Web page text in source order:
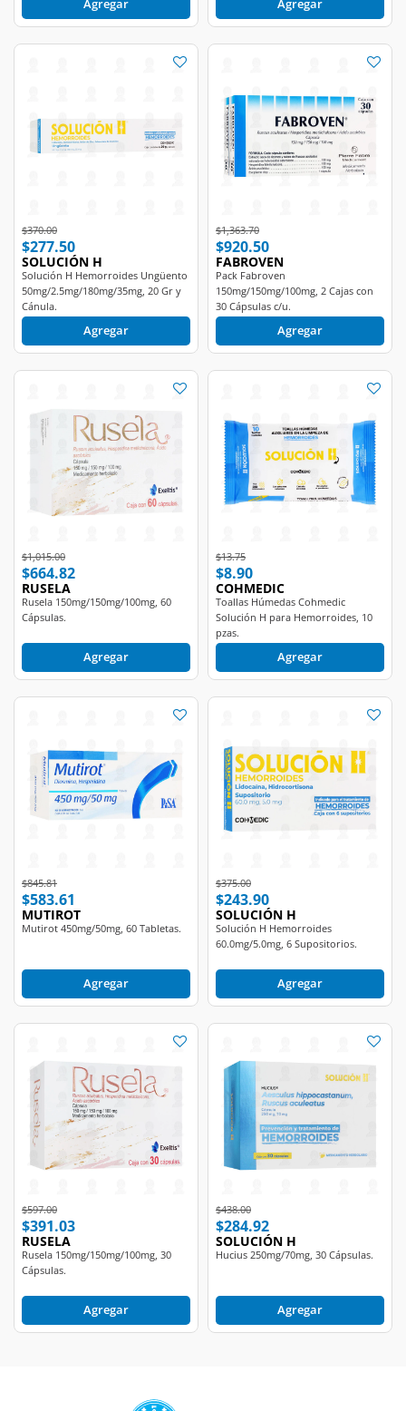
Agregar Agregar
Price reduced from
$370.00to
$277.50
SOLUCIÓN H
Solución H Hemorroides Ungüento
50mg/2.5mg/180mg/35mg, 20 Gr y
Cánula.
Agregar
Price reduced from
$1,363.70to
$920.50
FABROVEN
Pack Fabroven
150mg/150mg/100mg, 2 Cajas con
30 Cápsulas c/u.
Agregar
Price reduced from
$1,015.00to
$664.82
RUSELA
Rusela 150mg/150mg/100mg, 60
Cápsulas.
Agregar
Price reduced from
$13.75to
$8.90
COHMEDIC
Toallas Húmedas Cohmedic
Solución H para Hemorroides, 10
pzas.
Agregar
Price reduced from
$845.81to
$583.61
MUTIROT
Mutirot 450mg/50mg, 60 Tabletas.
Agregar
Price reduced from
$375.00to
$243.90
SOLUCIÓN H
Solución H Hemorroides
60.0mg/5.0mg, 6 Supositorios.
Agregar
Price reduced from
$597.00to
$391.03
RUSELA
Rusela 150mg/150mg/100mg, 30
Cápsulas.
Agregar
Price reduced from
$438.00to
$284.92
SOLUCIÓN H
Hucius 250mg/70mg, 30 Cápsulas.
Agregar